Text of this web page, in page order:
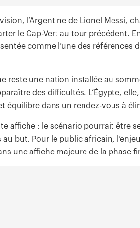
l’Argentine de Lionel Messi,
le Cap-Vert au tour précédent.
comme l’une des références
reste une nation installée au
des difficultés. L’Égypte,
équilibre dans un rendez-vous à
affiche : le scénario pourrait être
but. Pour le public africain,
une affiche majeure de la phase